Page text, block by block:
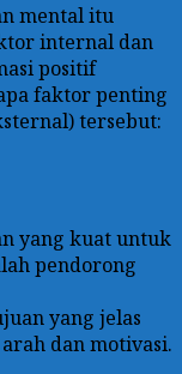
mental itu
internal dan
positif
faktor penting
tersebut:
yang kuat untuk
pendorong
yang jelas
dan motivasi.